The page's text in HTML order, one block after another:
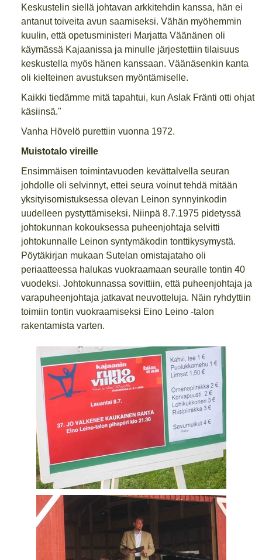
Keskustelin siellä johtavan arkkitehdin kanssa, hän ei
antanut toiveita avun saamiseksi. Vähän myöhemmin
kuulin, että opetusministeri Marjatta Väänänen oli
käymässä Kajaanissa ja minulle järjestettiin tilaisuus
keskustella myös hänen kanssaan. Väänäsenkin kanta
oli kielteinen avustuksen myöntämiselle.
Kaikki tiedämme mitä tapahtui, kun Aslak Fränti otti ohjat
käsiinsä."
Vanha Hövelö purettiin vuonna 1972.
Muistotalo vireille
Ensimmäisen toimintavuoden kevättalvella seuran
johdolle oli selvinnyt, ettei seura voinut tehdä mitään
yksityisomistuksessa olevan Leinon synnyinkodin
uudelleen pystyttämiseksi. Niinpä 8.7.1975 pidetyssä
johtokunnan kokouksessa puheenjohtaja selvitti
johtokunnalle Leinon syntymäkodin tonttikysymystä.
Pöytäkirjan mukaan Sutelan omistajataho oli
periaatteessa halukas vuokraamaan seuralle tontin 40
vuodeksi. Johtokunnassa sovittiin, että puheenjohtaja ja
varapuheenjohtaja jatkavat neuvotteluja. Näin ryhdyttiin
toimiin tontin vuokraamiseksi Eino Leino -talon
rakentamista varten.